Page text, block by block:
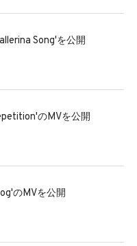
Song'を公開
のMVを公開
のMVを公開